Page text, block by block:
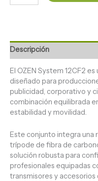
Descripción
El OZEN System 12CF2
diseñado para
publicidad, corporativo y
combinación equilibrada
estabilidad y movilidad.
Este conjunto integra una
trípode de fibra de
solución robusta para
profesionales equipadas
transmisores y accesorios